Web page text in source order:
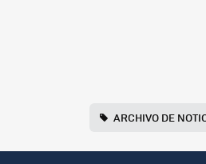
ARCHIVO DE